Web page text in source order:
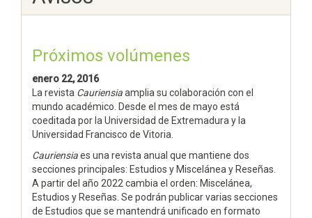
Próximos volúmenes
enero 22, 2016
La revista Cauriensiaamplia su colaboración con el
mundo académico. Desde el mes de mayo está
coeditada por la Universidad de Extremadura y la
Universidad Francisco de Vitoria.
Cauriensiaes una revista anual que mantiene dos
secciones principales: Estudios y Miscelánea y Reseñas.
A partir del año 2022 cambia el orden: Miscelánea,
Estudios y Reseñas. Se podrán publicar varias secciones
de Estudios que se mantendrá unificado en formato